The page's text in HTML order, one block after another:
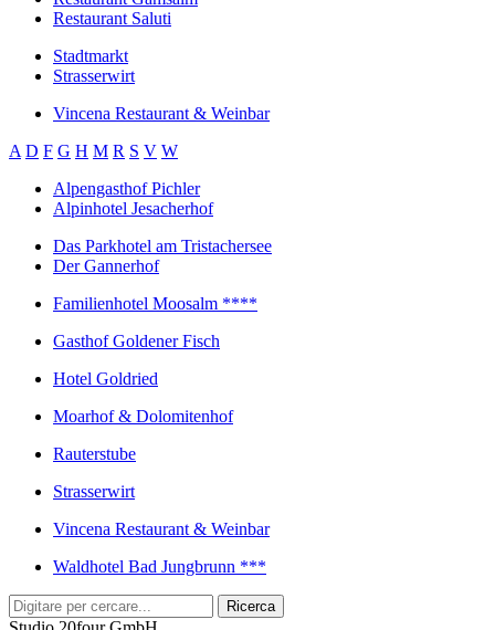
Restaurant Saluti
Stadtmarkt
Strasserwirt
Vincena Restaurant & Weinbar
A D F G H M R S V W
Alpengasthof Pichler
Alpinhotel Jesacherhof
Das Parkhotel am Tristachersee
Der Gannerhof
Familienhotel Moosalm ****
Gasthof Goldener Fisch
Hotel Goldried
Moarhof & Dolomitenhof
Rauterstube
Strasserwirt
Vincena Restaurant & Weinbar
Waldhotel Bad Jungbrunn ***